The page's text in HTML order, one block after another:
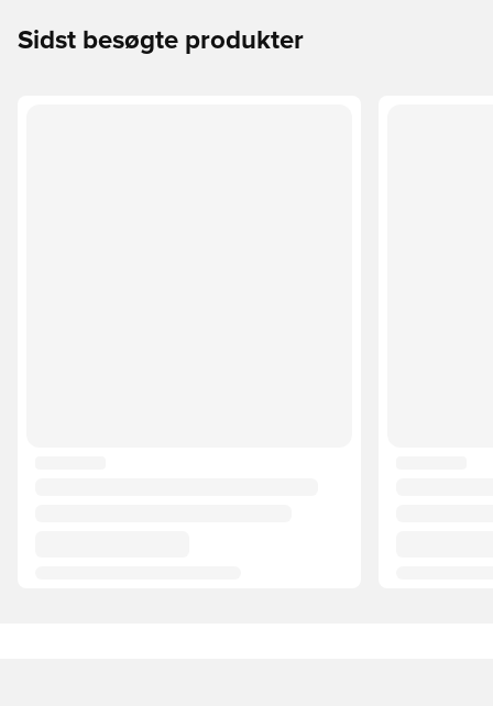
Sidst besøgte produkter